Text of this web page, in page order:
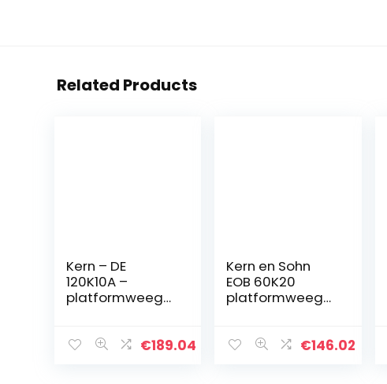
Related Products
Kern – DE
120K10A –
platformweegs
€189.04
Kern en Sohn
EOB 60K20
platformweegs
€146.02